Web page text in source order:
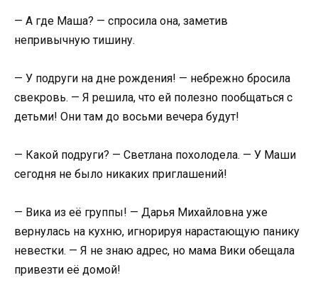
— А где Маша? — спросила она, заметив
непривычную тишину.
— У подруги на дне рождения! — небрежно бросила
свекровь. — Я решила, что ей полезно пообщаться с
детьми! Они там до восьми вечера будут!
— Какой подруги? — Светлана похолодела. — У Маши
сегодня не было никаких приглашений!
— Вика из её группы! — Дарья Михайловна уже
вернулась на кухню, игнорируя нарастающую панику
невестки. — Я не знаю адрес, но мама Вики обещала
привезти её домой!